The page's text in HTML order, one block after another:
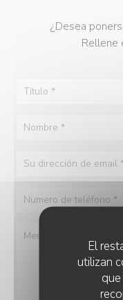
El
utilizan
¿Desea
Rellene